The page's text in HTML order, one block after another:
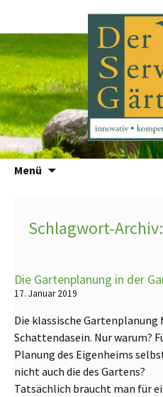
Menü
Zum
Schlagwort-
Die Gartenplanung in der
17. Januar 2019
Die klassische
Schattendasein. Nur warum?
Planung des Eigenheims
nicht auch die des Gartens?
Tatsächlich braucht man für